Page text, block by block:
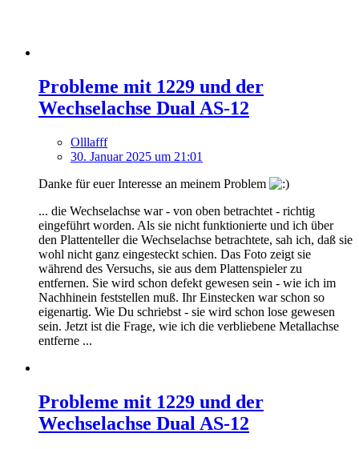
Probleme mit 1229 und der
Wechselachse Dual AS-12
Olllafff
30. Januar 2025 um 21:01
Danke für euer Interesse an meinem Problem
... die Wechselachse war - von oben betrachtet - richtig
eingeführt worden. Als sie nicht funktionierte und ich über
den Plattenteller die Wechselachse betrachtete, sah ich, daß sie
wohl nicht ganz eingesteckt schien. Das Foto zeigt sie
während des Versuchs, sie aus dem Plattenspieler zu
entfernen. Sie wird schon defekt gewesen sein - wie ich im
Nachhinein feststellen muß. Ihr Einstecken war schon so
eigenartig. Wie Du schriebst - sie wird schon lose gewesen
sein. Jetzt ist die Frage, wie ich die verbliebene Metallachse
entferne ...
Probleme mit 1229 und der
Wechselachse Dual AS-12